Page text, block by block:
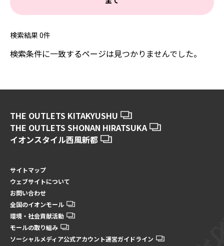
検索結果 0件
検索条件に一致するページは見つかりませんでした。
THE OUTLETS KITAKYUSHU
THE OUTLETS SHONAN HIRATSUKA
イオンスタイル西風新都
サイトマップ
ウェブサイトについて
お問い合わせ
全国のイオンモール
環境・社会貢献活動
モールの取り組み
ソーシャルメディア公式アカウント運営ガイドライン